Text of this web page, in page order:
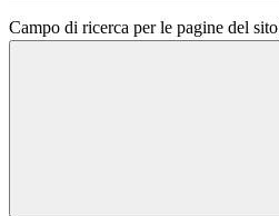
Campo di ricerca per le pagine del sito